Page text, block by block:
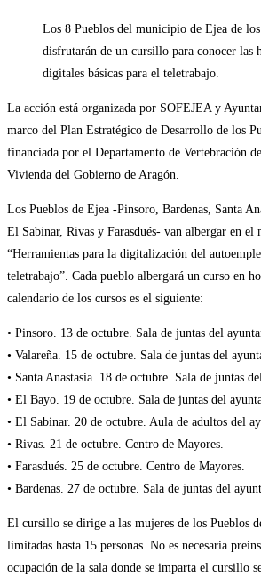
Los 8 Pueblos del municipio de Ejea de
disfrutarán de un cursillo para conocer las
digitales básicas para el teletrabajo.
La acción está organizada por SOFEJEA y
marco del Plan Estratégico de Desarrollo de los
financiada por el Departamento de Vertebración
Vivienda del Gobierno de Aragón.
Los Pueblos de Ejea -Pinsoro, Bardenas, Santa
El Sabinar, Rivas y Farasdués- van albergar en el
“Herramientas para la digitalización del
teletrabajo”. Cada pueblo albergará un curso en
calendario de los cursos es el siguiente:
• Pinsoro. 13 de octubre. Sala de juntas del
• Valareña. 15 de octubre. Sala de juntas del
• Santa Anastasia. 18 de octubre. Sala de juntas
• El Bayo. 19 de octubre. Sala de juntas del
• El Sabinar. 20 de octubre. Aula de adultos del
• Rivas. 21 de octubre. Centro de Mayores.
• Farasdués. 25 de octubre. Centro de Mayores.
• Bardenas. 27 de octubre. Sala de juntas del
El cursillo se dirige a las mujeres de los Pueblos
limitadas hasta 15 personas. No es necesaria
ocupación de la sala donde se imparta el cursillo